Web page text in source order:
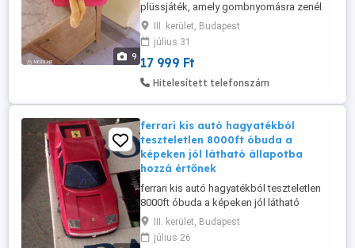
9
plüssjáték, amely gombnyomásra zenél
18000ft óbuda 36 50 104 8272
személyesen óbudán lakcimemen vagy
előre fizetés után mpl
csomagautomatába + 3000ft
III. kerület, Budapest
július 31
17 999 Ft
Hitelesített telefonszám
ferrari kis autó hagyatékból
teszteletlen 8000ft óbuda a
képeken jól látható állapotba
hozzá értőnek
ferrari kis autó hagyatékból teszteletlen
8000ft óbuda a képeken jól látható
állapotba hozzá értőnek szakavatotnak
alkatrésznek javításra stb személyes
átvétel óbudán lakcimemen posta
III. kerület, Budapest
július 26